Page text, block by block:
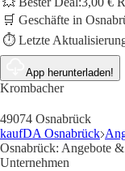
🛒 Geschäfte in
⏱️ Letzte
App herunterladen!
Krombacher
49074 Osnabrück
kaufDA Osnabrück
Osnabrück: Angebote
Unternehmen